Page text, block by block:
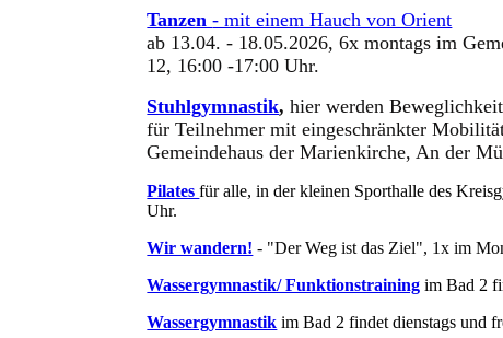
Tanzen- mit einem Hauch von Orient
ab 13.04. - 18.05.2026, 6x montags im
12, 16:00 -17:00 Uhr.
Stuhlgymnastik,hier werden
für Teilnehmer mit eingeschränkter
Gemeindehaus der Marienkirche, An der
Pilatesfür alle, in der kleinen Sporthalle des
Uhr.
Wir wandern! - "Der Weg ist das Ziel", 1x im
Wassergymnastik/ Funktionstraining im Bad 2
Wassergymnastik im Bad 2 findet dienstags und